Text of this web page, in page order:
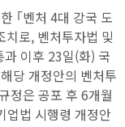
｢벤처 4대 강국 도
로, 벤처투자법 및
이후 23일(화) 국
당 개정안의 벤처투
정은 공포 후 6개월
업법 시행령 개정안